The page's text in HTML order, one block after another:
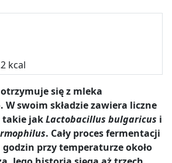
kcal
się z mleka
swoim składzie zawiera liczne
takie jakLactobacillus bulgaricus i
. Cały proces fermentacji
przy temperaturze około